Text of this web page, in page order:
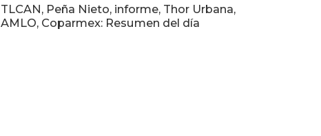
TLCAN, Peña Nieto, informe, Thor Urbana,
AMLO, Coparmex: Resumen del día